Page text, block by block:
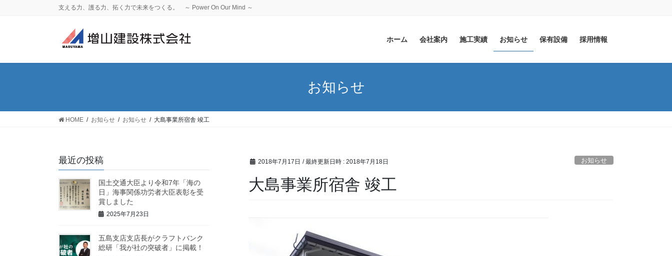
へ
プ
ョ
動
支える力、護る力、拓く力で未来をつくる。 ～ Power On Our Mind ～
ホーム 会社案内 施工実績 お知らせ 保有設備 採用情報
お知らせ
HOME お知らせ お知らせ 大島事業所宿舎 竣工
2018年7月17日 / 最終更新日時 : 2018年7月18日 お知らせ
大島事業所宿舎 竣工
最近の投稿
国土交通大臣より令和7年「海の
日」海事関係功労者大臣表彰を受
賞しました
2025年7月23日
五島支店支店長がクラフトバンク
総研「我が社の突破者」に掲載！